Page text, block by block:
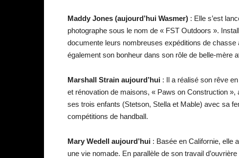
Maddy Jones (aujourd’hui Wasmer) : Elle s’est
photographe sous le nom de « FST Outdoors ».
documente leurs nombreuses expéditions de
également son bonheur dans son rôle de belle-mère
Marshall Strain aujourd’hui : Il a réalisé son rêve
et rénovation de maisons, « Paws on Construction
ses trois enfants (Stetson, Stella et Mable) avec sa
compétitions de handball.
Mary Wedell aujourd’hui : Basée en Californie, elle
une vie nomade. En parallèle de son travail